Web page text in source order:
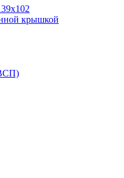
крышкой